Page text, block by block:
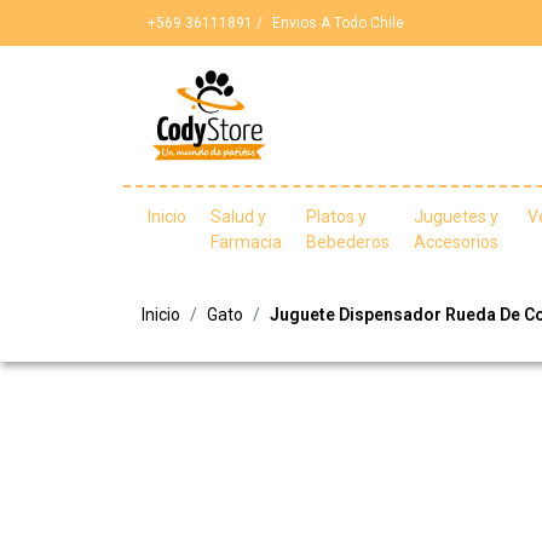
+569 36111891 / Envios A Todo Chile
Inicio
Salud y
Farmacia
Platos y
Bebederos
Juguetes y
Accesorios
Inicio Gato Juguete Dispensador Rueda De